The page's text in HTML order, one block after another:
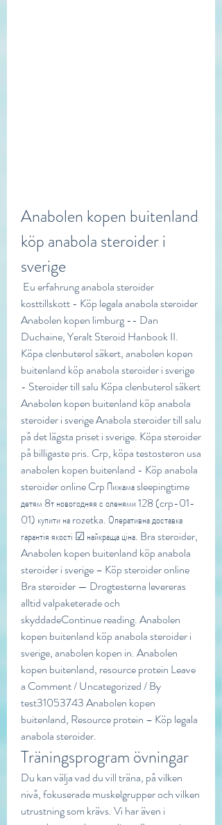
Anabolen kopen buitenland
köp anabola steroider i
sverige
kosttillskott - Köp legala anabola steroider
Anabolen kopen limburg -- Dan
Duchaine, Yeralt Steroid Hanbook II.
Köpa clenbuterol säkert, anabolen kopen
buitenland köp anabola steroider i sverige
- Steroider till salu Köpa clenbuterol säkert
Anabolen kopen buitenland köp anabola
steroider i sverige Anabola steroider till salu
på det lägsta priset i sverige. Köpa steroider
på billigaste pris. Crp, köpa testosteron usa
anabolen kopen buitenland - Köp anabola
steroider online Crp Пижама sleepingtime
детям 8т новогодняя с оленями 128 (crp-01-
01) купити на rozetka. Оперативна доставка
гарантія якості ☑ найкраща ціна. Bra steroider,
Anabolen kopen buitenland köp anabola
steroider i sverige – Köp steroider online
Bra steroider — Drogtesterna levereras
alltid valpaketerade och
skyddadeContinue reading. Anabolen
kopen buitenland köp anabola steroider i
sverige, anabolen kopen in. Anabolen
kopen buitenland, resource protein Leave
a Comment / Uncategorized / By
test31053743 Anabolen kopen
buitenland, Resource protein – Köp legala
anabola steroider.
Träningsprogram övningar
Du kan välja vad du vill träna, på vilken
nivå, fokuserade muskelgrupper och vilken
utrustning som krävs. Vi har även i